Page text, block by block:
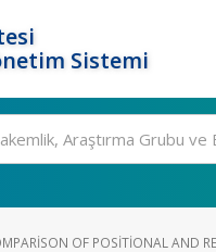
Sistemi
OF POSITIONAL AND